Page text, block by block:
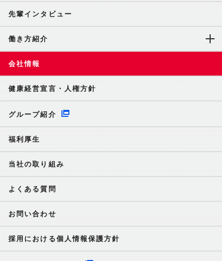
先輩インタビュー
働き方紹介
会社情報
健康経営宣言・人権方針
グループ紹介
福利厚生
当社の取り組み
よくある質問
お問い合わせ
採用における個人情報保護方針